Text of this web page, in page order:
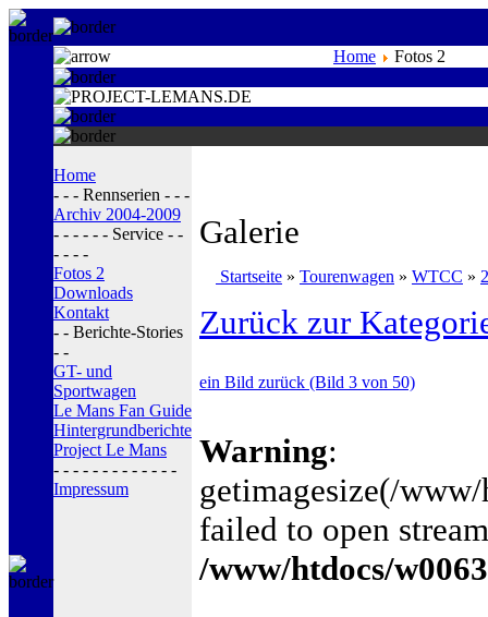
Home Fotos 2
Home
- - - Rennserien - - -
Archiv 2004-2009
- - - - - - Service - -
- - - -
Fotos 2
Downloads
Kontakt
- - Berichte-Stories
- -
GT- und
Sportwagen
Le Mans Fan Guide
Hintergrundberichte
Project Le Mans
- - - - - - - - - - - - -
Impressum
Galerie
Startseite » Tourenwagen » WTCC »
Zurück zur
ein Bild zurück (Bild 3 von 50)
Warning:
getimagesize(/
failed to open
/www/htdocs/